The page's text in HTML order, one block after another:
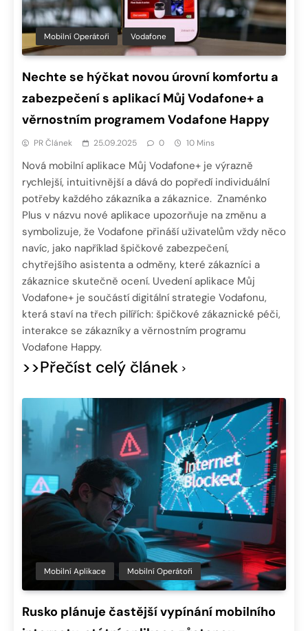
Mobilní Operátoři Vodafone
Nechte se hýčkat novou úrovní komfortu a
zabezpečení s aplikací Můj Vodafone+ a
věrnostním programem Vodafone Happy
PR Článek 25.09.2025 0 10 Mins
Nová mobilní aplikace Můj Vodafone+ je výrazně
rychlejší, intuitivnější a dává do popředí individuální
potřeby každého zákazníka a zákaznice. Znaménko
Plus v názvu nové aplikace upozorňuje na změnu a
symbolizuje, že Vodafone přináší uživatelům vždy něco
navíc, jako například špičkové zabezpečení,
chytřejšího asistenta a odměny, které zákazníci a
zákaznice skutečně ocení. Uvedení aplikace Můj
Vodafone+ je součástí digitální strategie Vodafonu,
která staví na třech pilířích: špičkové zákaznické péči,
interakce se zákazníky a věrnostním programu
Vodafone Happy.
>>Přečíst celý článek
Mobilní Aplikace Mobilní Operátoři
Rusko plánuje častější vypínání mobilního